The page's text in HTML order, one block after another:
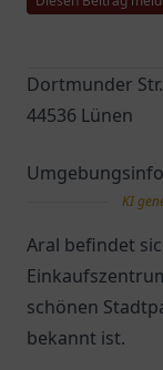
Dortmunder Str.
44536 Lünen
KI
Aral befindet
schönen
bekannt ist.